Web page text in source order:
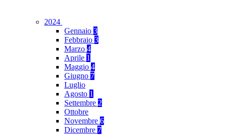
2024
Gennaio 3
Febbraio 3
Marzo 4
Aprile 1
Maggio 4
Giugno 7
Luglio
Agosto 1
Settembre 2
Ottobre
Novembre 6
Dicembre 7